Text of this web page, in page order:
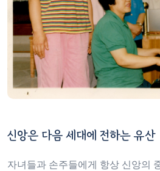
신앙은 다음 세대에 전하는 유산
자녀들과 손주들에게 항상 신앙의